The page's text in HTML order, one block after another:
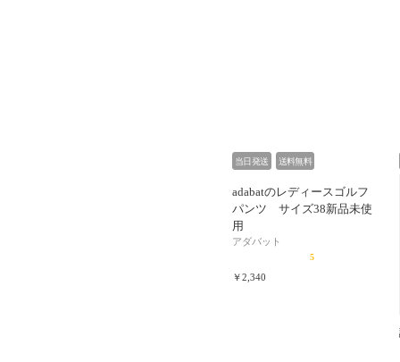
当日発送 送料無料
adabatのレディースゴルフ
パンツ サイズ38新品未使
用
アダバット
5
￥2,340